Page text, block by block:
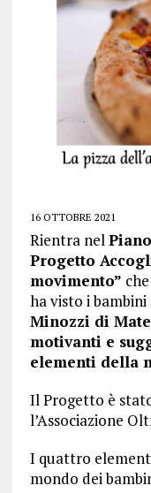
16 OTTOBRE 2021
Rientra nel
Progetto
movimento”
ha visto i
Minozzi di
motivanti e
elementi della
Il Progetto è
l’Associazione
I quattro
mondo dei